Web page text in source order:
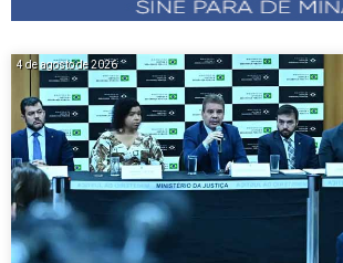
4 de agosto de 2026